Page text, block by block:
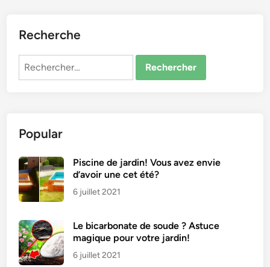
Recherche
Rechercher :
Popular
Piscine de jardin! Vous avez envie
d’avoir une cet été?
6 juillet 2021
Le bicarbonate de soude ? Astuce
magique pour votre jardin!
6 juillet 2021